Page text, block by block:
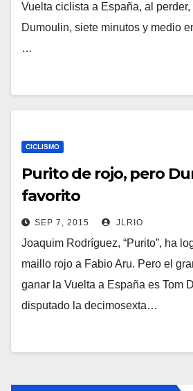
Vuelta ciclista a España, al
Dumoulin, siete minutos y medio
…
CICLISMO
Purito de rojo, pero
favorito
SEP 7, 2015 JLRIO
Joaquim Rodríguez, “Purito”, ha
maillo rojo a Fabio Aru. Pero el
ganar la Vuelta a España es Tom
disputado la decimosexta…